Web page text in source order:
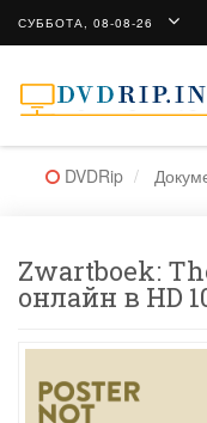
СУББОТА, 08-08-26
DVDRip
Zwartboek:
онлайн в HD